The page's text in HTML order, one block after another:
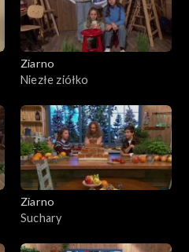
Ziarno
Niezłe ziółko
Ziarno
Suchary